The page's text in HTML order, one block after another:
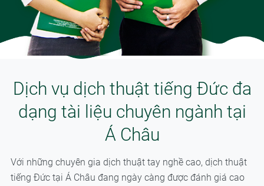
Dịch vụ dịch thuật tiếng Đức đa
dạng tài liệu chuyên ngành tại
Á Châu
Với những chuyên gia dịch thuật tay nghề cao, dịch thuật
tiếng Đức tại Á Châu đang ngày càng được đánh giá cao